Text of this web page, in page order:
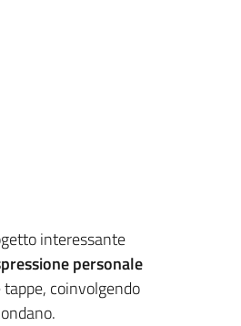
interessante
personale
tappe, coinvolgendo